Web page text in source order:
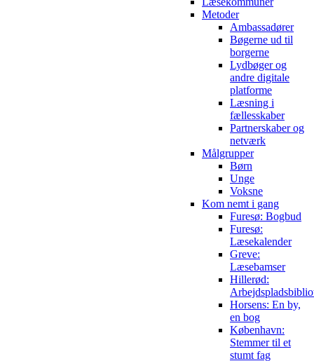
Metoder
Ambassadører
Bøgerne ud til
borgerne
Lydbøger og
andre digitale
platforme
Læsning i
fællesskaber
Partnerskaber og
netværk
Målgrupper
Børn
Unge
Voksne
Kom nemt i gang
Furesø: Bogbud
Furesø:
Læsekalender
Greve:
Læsebamser
Hillerød:
Horsens: En by,
en bog
København:
Stemmer til et
stumt fag